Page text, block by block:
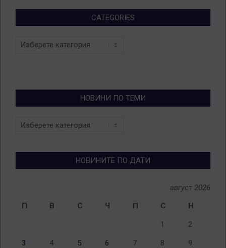
CATEGORIES
Categories
НОВИНИ ПО ТЕМИ
Новини
НОВИНИТЕ ПО ДАТИ
август 2026
П
В С Ч П С Н
1 2
3 4 5 6 7 8 9